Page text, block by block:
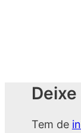
Tem de